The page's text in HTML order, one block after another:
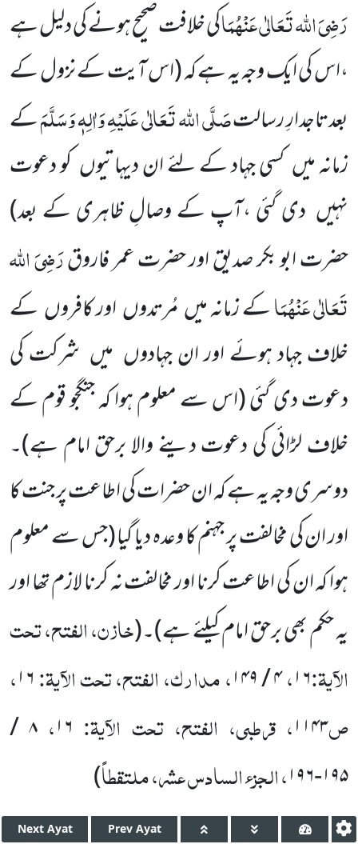
رَضِیَ اللہ تَعَالٰی عَنْہُمَاکی خلافت صحیح ہونے کی دلیل ہے
،اسکی ایک وجہ یہ ہے کہ(اس آیت کے نزول کے
بعدتاجدارِ رسالتصَلَّی اللہ تَعَالٰی عَلَیْہِ وَاٰلِہٖوَسَلَّمَکے
زمانہ میں کسی جہاد کے لئے اندیہاتیوں کو دعوت
نہیں دی گئی ،آپ کے وصالِ ظاہری کے بعد)
حضرت ابو بکر صدیق اور حضرت عمر فاروقرَضِیَ اللہ
تَعَالٰی عَنْہُمَاکے زمانہ میںمُرتدوںاور کافروںکے
خلاف جہاد ہوئے اور ان جہادوں میں شرکت کی
دعوت دی گئی(اس سے معلوم ہوا کہ جنگجو قوم کے
خلاف لڑائی کی دعوت دینے والا برحق امام ہے)۔
دوسری وجہ یہ ہے کہ ان حضرات کی اطاعت پر جنت کا
اور انکی مخالفت پر جہنم کا وعدہ دیا گیا(جس سے معلوم
ہوا کہ ان کی اطاعت کرنا اور مخالفت نہ کرنا لازم تھا اور
یہ حکم بھی برحق امام کیلئے ہے)۔(خازن، الفتح، تحت
الآیۃ:۱۶،۴ / ۱۴۹ ، مدارک، الفتح، تحت الآیۃ:۱۶،
ص۱۱۴۳، قرطبی، الفتح، تحت الآیۃ: ۱۶، ۸ /
۱۹۵-۱۹۶
، الجزء السادس عشر، ملتقطاً)
Next Ayat Prev Ayat